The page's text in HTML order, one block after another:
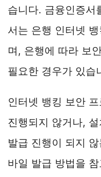
습니다. 금융인증서
서는 은행 인터넷
며, 은행에 따라 보
필요한 경우가 있습
인터넷 뱅킹 보안
진행되지 않거나,
발급 진행이 되지
바일 발급 방법을